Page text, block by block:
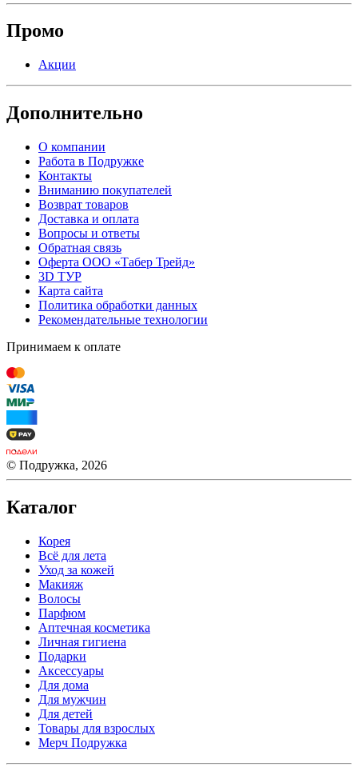
Промо
Акции
Дополнительно
О компании
Работа в Подружке
Контакты
Вниманию покупателей
Возврат товаров
Доставка и оплата
Вопросы и ответы
Обратная связь
Оферта ООО «Табер Трейд»
3D ТУР
Карта сайта
Политика обработки данных
Рекомендательные технологии
Принимаем к оплате
© Подружка, 2026
Каталог
Корея
Всё для лета
Уход за кожей
Макияж
Волосы
Парфюм
Аптечная косметика
Личная гигиена
Подарки
Аксессуары
Для дома
Для мужчин
Для детей
Товары для взрослых
Мерч Подружка